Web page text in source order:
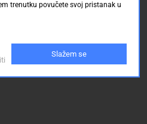
trenutku povučete svoj pristanak u
Slažem se